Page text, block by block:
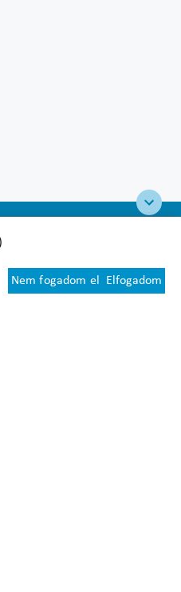
Nem fogadom el Elfogadom
feltételek